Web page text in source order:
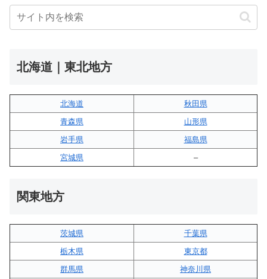
北海道｜東北地方
北海道
秋田県
青森県
山形県
岩手県
福島県
宮城県
–
関東地方
茨城県
千葉県
栃木県
東京都
群馬県
神奈川県